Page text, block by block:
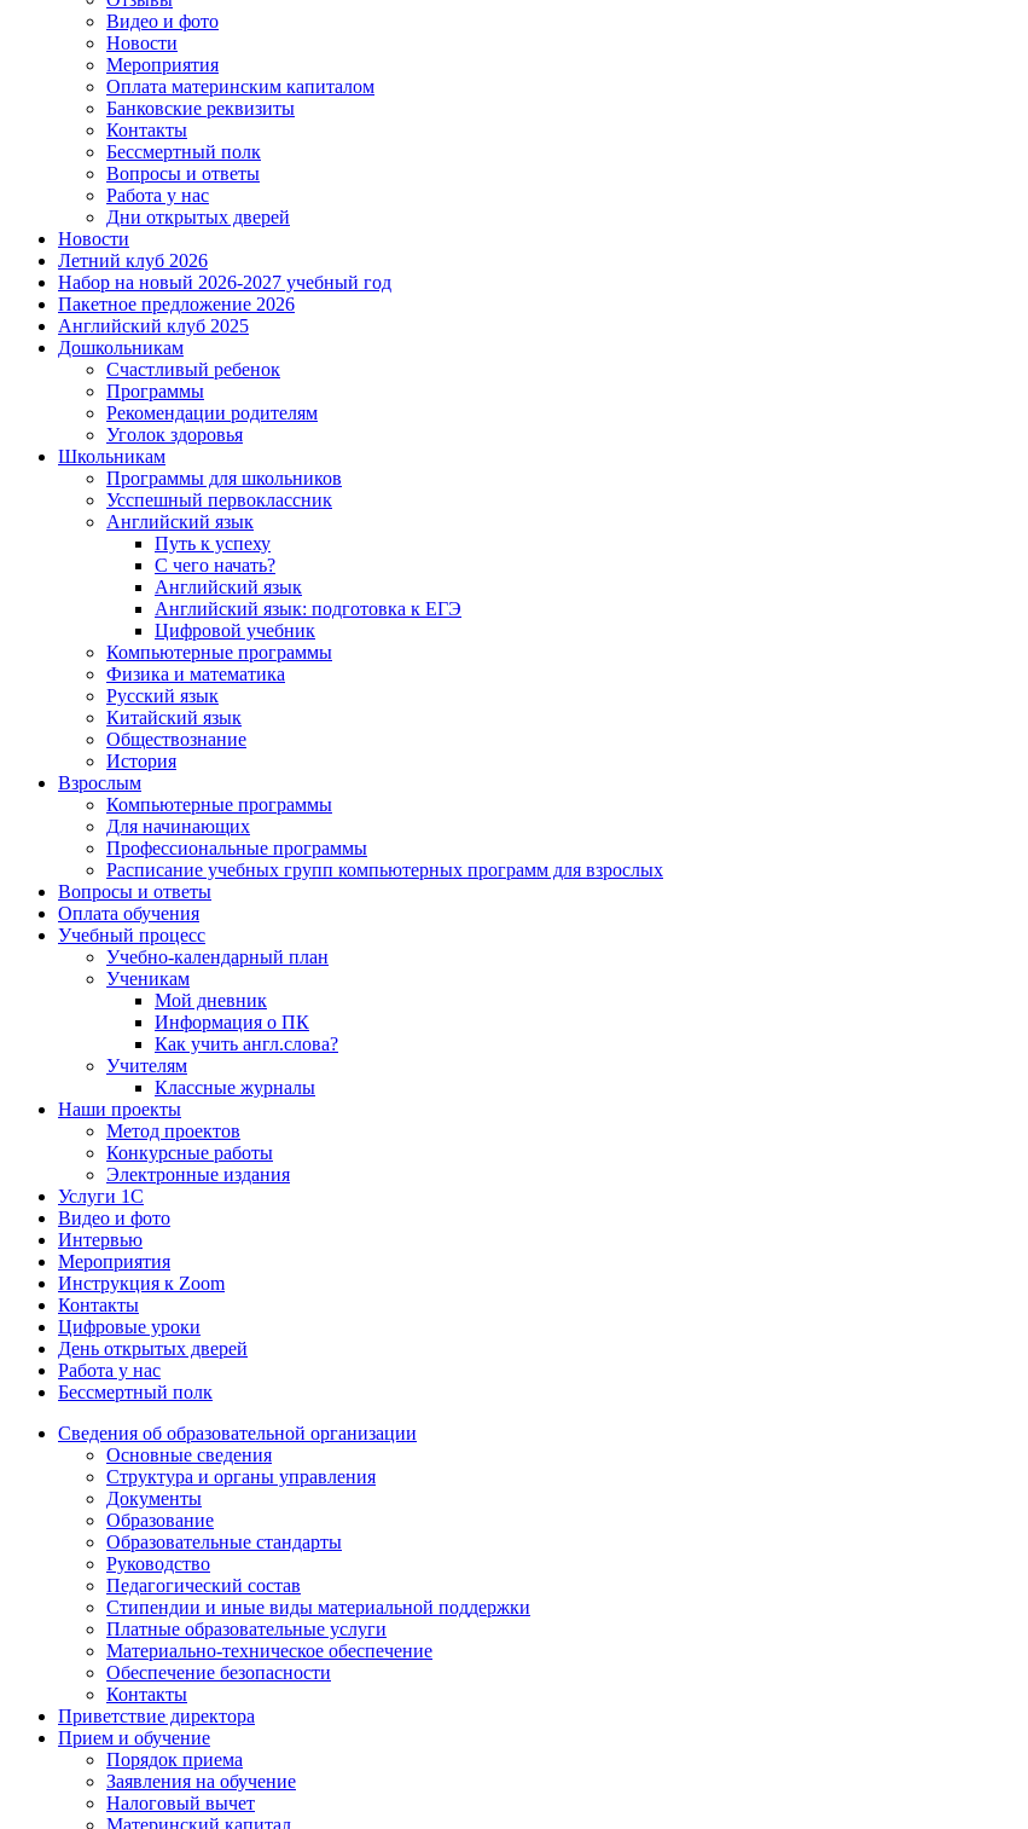
Видео и фото
Новости
Мероприятия
Оплата материнским капиталом
Банковские реквизиты
Контакты
Бессмертный полк
Вопросы и ответы
Работа у нас
Дни открытых дверей
Новости
Летний клуб 2026
Набор на новый 2026-2027 учебный год
Пакетное предложение 2026
Английский клуб 2025
Дошкольникам
Счастливый ребенок
Программы
Рекомендации родителям
Уголок здоровья
Школьникам
Программы для школьников
Усспешный первоклассник
Английский язык
Путь к успеху
С чего начать?
Английский язык
Английский язык: подготовка к ЕГЭ
Цифровой учебник
Компьютерные программы
Физика и математика
Русский язык
Китайский язык
Обществознание
История
Взрослым
Компьютерные программы
Для начинающих
Профессиональные программы
Расписание учебных групп компьютерных программ для взрослых
Вопросы и ответы
Оплата обучения
Учебный процесс
Учебно-календарный план
Ученикам
Мой дневник
Информация о ПК
Как учить англ.слова?
Учителям
Классные журналы
Наши проекты
Метод проектов
Конкурсные работы
Электронные издания
Услуги 1C
Видео и фото
Интервью
Мероприятия
Инструкция к Zoom
Контакты
Цифровые уроки
День открытых дверей
Работа у нас
Бессмертный полк
Сведения об образовательной организации
Основные сведения
Структура и органы управления
Документы
Образование
Образовательные стандарты
Руководство
Педагогический состав
Стипендии и иные виды материальной поддержки
Платные образовательные услуги
Материально-техническое обеспечение
Обеспечение безопасности
Контакты
Приветствие директора
Прием и обучение
Порядок приема
Заявления на обучение
Налоговый вычет